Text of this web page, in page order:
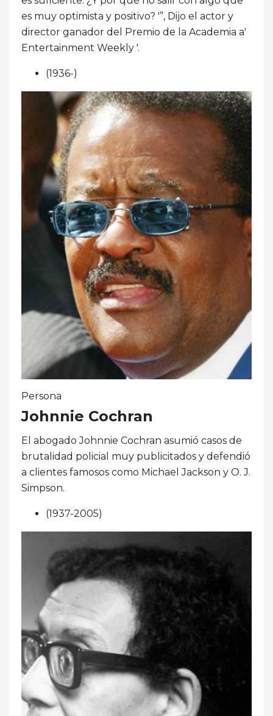
es muy optimista y positivo? '”, Dijo el actor y
director ganador del Premio de la Academia a'
Entertainment Weekly '.
(1936-)
Persona
Johnnie Cochran
El abogado Johnnie Cochran asumió casos de
brutalidad policial muy publicitados y defendió
a clientes famosos como Michael Jackson y O. J.
Simpson.
(1937-2005)